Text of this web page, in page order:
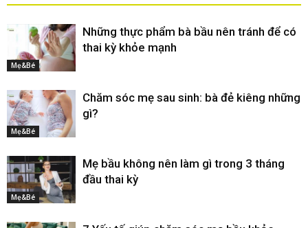
Mẹ&Bé
Những thực phẩm bà bầu nên tránh để có
thai kỳ khỏe mạnh
Mẹ&Bé
Chăm sóc mẹ sau sinh: bà đẻ kiêng những
gì?
Mẹ&Bé
Mẹ bầu không nên làm gì trong 3 tháng
đầu thai kỳ